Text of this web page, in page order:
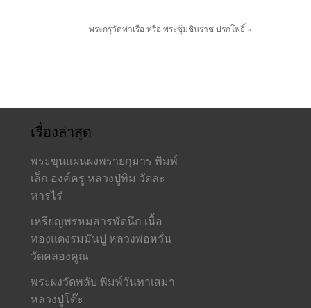
พระกรุวัดท่าเรือ หรือ พระซุ้มชินราช ปรกโพธิ์ »
เรื่องล่าสุด
พระขุนแผนผงพรายกุมาร พิมพ์
เล็ก องค์ครู หลวงปู่ทิม วัดละ
หารไร่
เหรียญพรหมสารพัดนึก เนื้อ
ทองแดงรมมันปู หลวงพ่อหวั่น
วัดคลองคูณ
พระผงวัดพลับ พิมพ์วันทาเสมา
หลวงปู่โต๊ะ